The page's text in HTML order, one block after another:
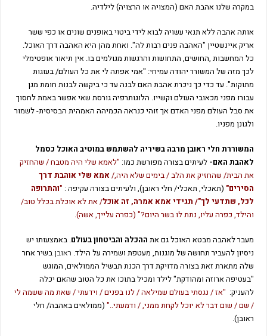
במקרה שלנו אהבת האם (המצויה או הרצויה) לילדיה.
אותה אהבה ללא תנאי עשויה לבוא לידי ביטוי באופנים שונים או כפי ששר
אריק איינשטיין "האהבה פנים רבות לה". ואחת מהן היא האהבה דרך האוכל.
כל המחשבות ,החושים, התחושות והרגשות מגולמים בו. אין תיאור אופטימלי
לכך מזה של המשורר יהודה עמיחי: "אמי אפתה לי את כל העולם/ בעוגות
מתוקות". עד כדי כך ניכרת אהבת האם לבנה עד כי ביקשה לבנות חומת מגן
עבורו מפני מכאובי העולם וקשייו. הלוגותרפיה גורסת שאי אפשר באמת לחסוך
את סבל העולם מפני האדם אך זוהי כנראה הכמיהה האמהית הבסיסית- לשמור
ולגונן מפניו.
המשוררת חלי ראובן מרבה בשיריה להשתמש במוטיב האוכל כסמל
לאהבת האם- לעיתים בצורה מפורשת כמו: "לאמא שלי היה מטבח / שהחזיק
את הבית/ שהחזיק את הלב / בימים שלא היה,/ אמא שלי אוהבת דרך
הסירים" (תאכלי, תאכלי/ חלי ראובן), ולעיתים בצורה עקיפה : "והתרופה
לכל, שתדעי לך"/ תגידי אמא אמרה, זה אוכל/ את לא אוכלת בכלל טוב/
והילד, כפרה עליו, נתת לו בשר היום?" (כפרה עלייך, אשה).
מעבר לאהבה מבטא האוכל גם את ההכלה והביטחון בעולם. באמצעותו יש
ניסיון להעביר תחושה של מוגנות, מעטפת ושמירה על הילד. ראובןבשיר אחר
שלה מתארת זאת בצורה מדויקת דרך הכנת תבשיל הממולאים, המוגש
"בעטיפה ארוזה ומהודקת" לילד ומכיל בתוכו את כל הטוב שהאם יכלה
להעניק: "אז / נגסתי בעולם שמילאה / לנו בפנים / וידעתי / שאת מה ששמה לי
/ שם / שום דבר לא יוכל לקחת ממני, / ודמעתי.." (ממולאים באהבה/ חלי
ראובן).